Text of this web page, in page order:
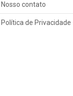
Nosso contato
Política de Privacidade